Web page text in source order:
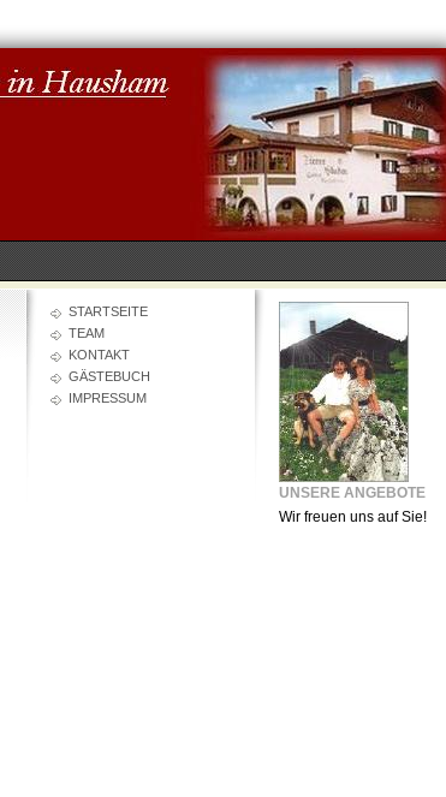
STARTSEITE
TEAM
KONTAKT
GÄSTEBUCH
IMPRESSUM
UNSERE ANGEBOTE
Wir freuen uns auf Sie!